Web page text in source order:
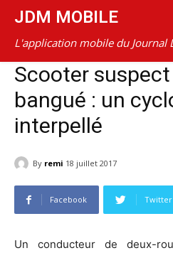
JDM MOBILE
L'application mobile du Journal
Scooter
bangué : un
interpellé
By remi 18 juillet 2017
Facebook Twitter
Un conducteur de deux-